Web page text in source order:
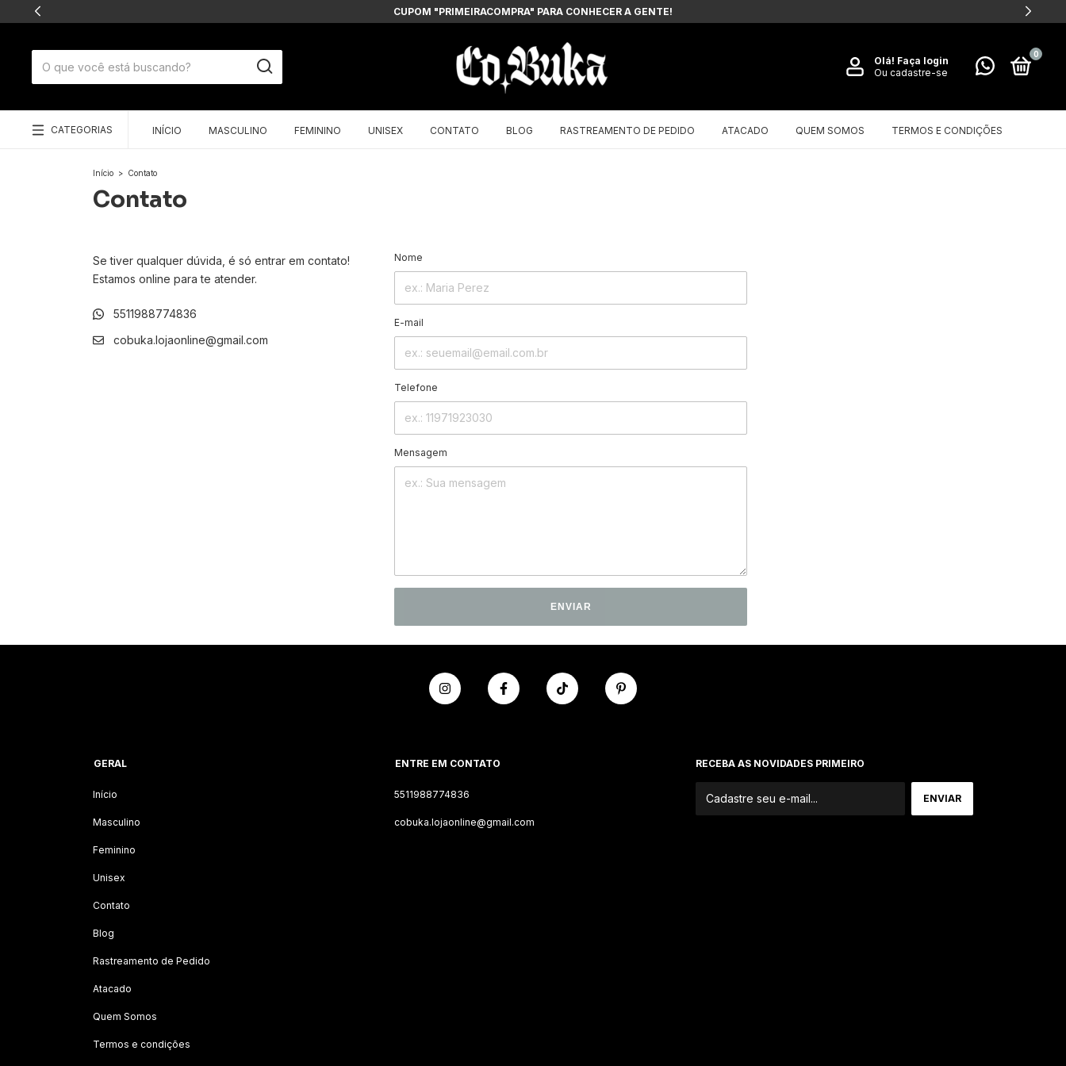
CUPOM "PRIMEIRACOMPRA" PARA CONHECER A GENTE!
Olá! Faça login
Ou cadastre-se
0
CATEGORIAS INÍCIO MASCULINO FEMININO UNISEX CONTATO BLOG RASTREAMENTO DE PEDIDO ATACADO QUEM SOMOS TERMOS E CONDIÇÕES
Início > Contato
Contato
Se tiver qualquer dúvida, é só entrar em contato!
Estamos online para te atender.
5511988774836
cobuka.lojaonline@gmail.com
Nome
E-mail
Telefone
Mensagem
ENVIAR
GERAL
Início
Masculino
Feminino
Unisex
Contato
Blog
Rastreamento de Pedido
Atacado
Quem Somos
Termos e condições
ENTRE EM CONTATO
5511988774836
cobuka.lojaonline@gmail.com
RECEBA AS NOVIDADES PRIMEIRO